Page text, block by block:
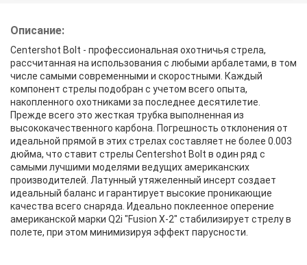
Описание:
Centershot Bolt - профессиональная охотничья стрела,
рассчитанная на использования с любыми арбалетами, в том
числе самыми современными и скоростными. Каждый
компонент стрелы подобран с учетом всего опыта,
накопленного охотниками за последнее десятилетие.
Прежде всего это жесткая трубка выполненная из
высококачественного карбона. Погрешность отклонения от
идеальной прямой в этих стрелах составляет не более 0.003
дюйма, что ставит стрелы Centershot Bolt в один ряд с
самыми лучшими моделями ведущих американских
производителей. Латунный утяжеленный инсерт создает
идеальный баланс и гарантирует высокие проникающие
качества всего снаряда. Идеально поклеенное оперение
американской марки Q2i "Fusion X-2" стабилизирует стрелу в
полете, при этом минимизируя эффект парусности.